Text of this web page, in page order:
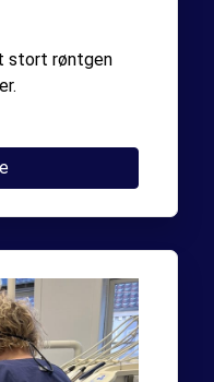
stort røntgen